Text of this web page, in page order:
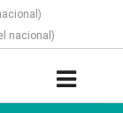
nacional)